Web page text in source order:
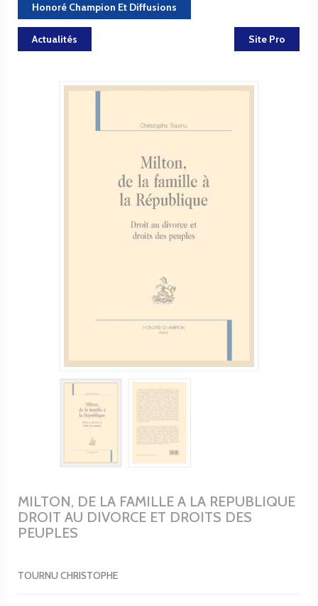
Honoré Champion Et Diffusions
Actualités Site Pro
MILTON, DE LA FAMILLE A LA REPUBLIQUE
DROIT AU DIVORCE ET DROITS DES
PEUPLES
TOURNU CHRISTOPHE